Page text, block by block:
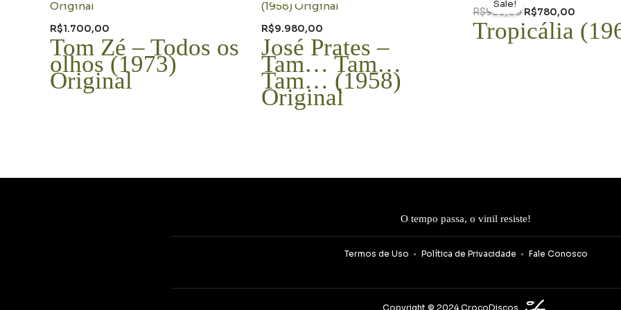
R$1.700,00
Tom Zé – Todos os
olhos (1973)
Original
R$9.980,00
José Prates –
Tam… Tam…
Tam… (1958)
Original
Sale!
R$980,00 original
era:
R$980,00.
R$780,00
Tropicália
O tempo passa, o vinil resiste!
Termos de Uso Política de Privacidade Fale Conosco
Copyright © 2024 CrocoDiscos